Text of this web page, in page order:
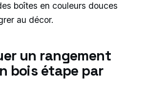
boîtes en couleurs douces
au décor.
un rangement
bois étape par